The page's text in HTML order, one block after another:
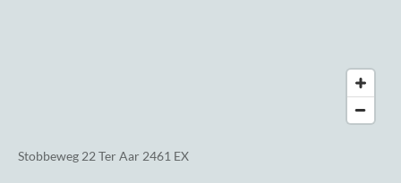
Stobbeweg 22 Ter Aar 2461 EX